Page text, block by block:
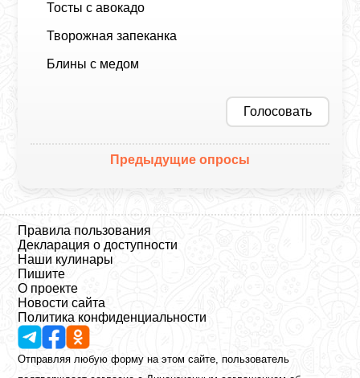
Тосты с авокадо
Творожная запеканка
Блины с медом
Голосовать
Предыдущие опросы
Правила пользования
Декларация о доступности
Наши кулинары
Пишите
О проекте
Новости сайта
Политика конфиденциальности
Отправляя любую форму на этом сайте, пользователь